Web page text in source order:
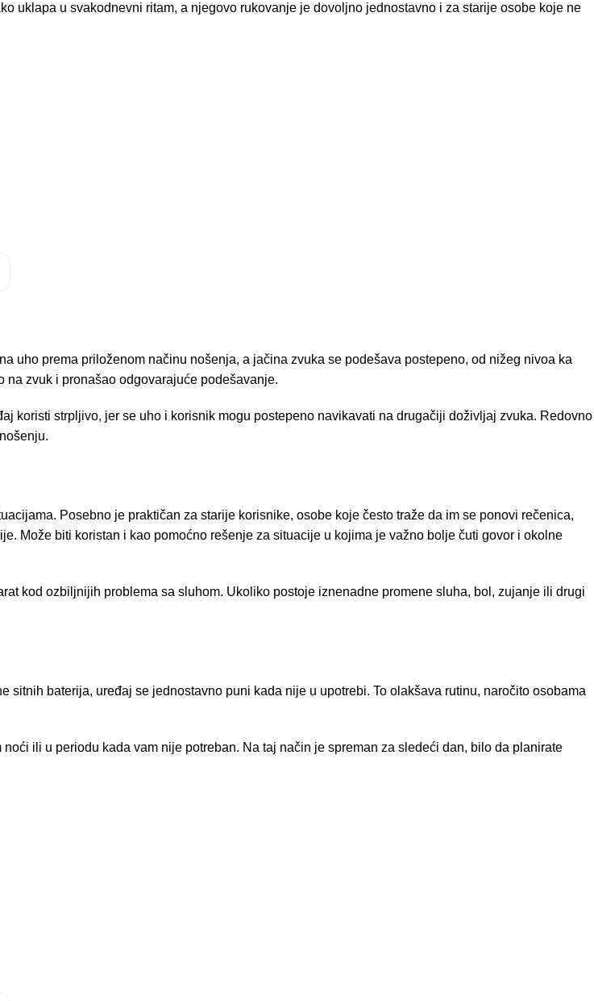
uklapa u svakodnevni ritam, a njegovo rukovanje je dovoljno jednostavno i za starije osobe koje ne
uho prema priloženom načinu nošenja, a jačina zvuka se podešava postepeno, od nižeg nivoa ka
zvuk i pronašao odgovarajuće podešavanje.
koristi strpljivo, jer se uho i korisnik mogu postepeno navikavati na drugačiji doživljaj zvuka. Redovno
Posebno je praktičan za starije korisnike, osobe koje često traže da im se ponovi rečenica,
Može biti koristan i kao pomoćno rešenje za situacije u kojima je važno bolje čuti govor i okolne
kod ozbiljnijih problema sa sluhom. Ukoliko postoje iznenadne promene sluha, bol, zujanje ili drugi
baterija, uređaj se jednostavno puni kada nije u upotrebi. To olakšava rutinu, naročito osobama
ili u periodu kada vam nije potreban. Na taj način je spreman za sledeći dan, bilo da planirate